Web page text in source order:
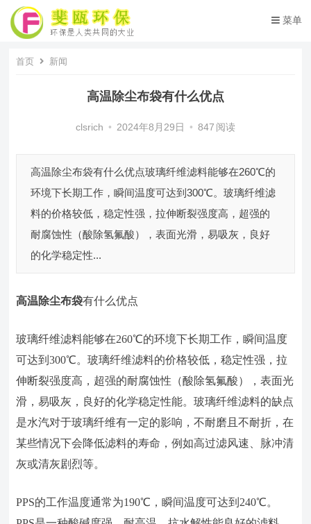
菜单
首页 新闻
高温除尘布袋有什么优点
clsrich • 2024年8月29日 • 847 阅读
高温除尘布袋有什么优点玻璃纤维滤料能够在260℃的
环境下长期工作，瞬间温度可达到300℃。玻璃纤维滤
料的价格较低，稳定性强，拉伸断裂强度高，超强的
耐腐蚀性（酸除氢氟酸），表面光滑，易吸灰，良好
的化学稳定性...
高温除尘布袋有什么优点
玻璃纤维滤料能够在260℃的环境下长期工作，瞬间温度
可达到300℃。玻璃纤维滤料的价格较低，稳定性强，拉
伸断裂强度高，超强的耐腐蚀性（酸除氢氟酸），表面光
滑，易吸灰，良好的化学稳定性能。玻璃纤维滤料的缺点
是水汽对于玻璃纤维有一定的影响，不耐磨且不耐折，在
某些情况下会降低滤料的寿命，例如高过滤风速、脉冲清
灰或清灰剧烈等。
PPS的工作温度通常为190℃，瞬间温度可达到240℃。